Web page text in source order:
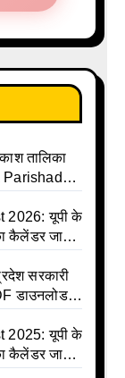
तालिका
| UP Basic
| UP
2026: यूपी के
कैलेंडर जारी |
UP
Holidays
सरकारी
डाउनलोड
List |
2025: यूपी के
कैलेंडर जारी |